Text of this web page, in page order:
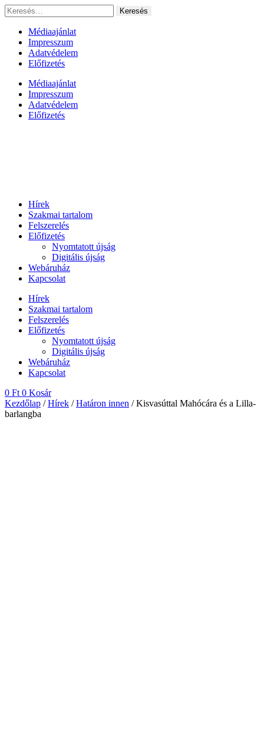
Ugrás
a
tartalomhoz
Keresés:
Médiaajánlat
Impresszum
Adatvédelem
Előfizetés
Médiaajánlat
Impresszum
Adatvédelem
Előfizetés
Hírek
Szakmai tartalom
Felszerelés
Előfizetés
Nyomtatott újság
Digitális újság
Webáruház
Kapcsolat
Hírek
Szakmai tartalom
Felszerelés
Előfizetés
Nyomtatott újság
Digitális újság
Webáruház
Kapcsolat
0 Ft 0 Kosár
Kezdőlap /Hírek /Határon innen / Kisvasúttal Mahócára és a Lilla-
barlangba